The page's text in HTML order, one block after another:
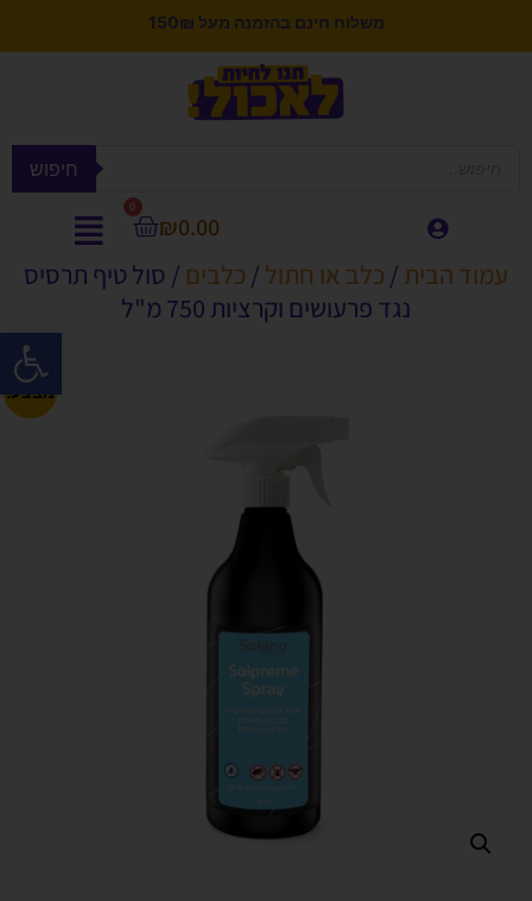
פתח
משלוח חינם בהזמנה מעל 150₪
חיפוש
₪0.00
0
עמוד הבית / כלב או חתול / כלבים / סול טיף תרסיס
נגד פרעושים וקרציות 750 מ"ל
מבצע!